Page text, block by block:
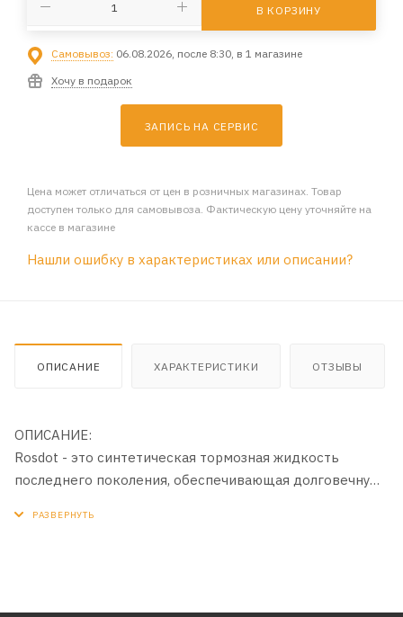
В КОРЗИНУ
Самовывоз: 06.08.2026, после 8:30, в 1 магазине
Хочу в подарок
ЗАПИСЬ НА СЕРВИС
Цена может отличаться от цен в розничных магазинах. Товар
доступен только для самовывоза. Фактическую цену уточняйте на
кассе в магазине
Нашли ошибку в характеристиках или описании?
ОПИСАНИЕ ХАРАКТЕРИСТИКИ ОТЗЫВЫ
ОПИСАНИЕ:
Rosdot - это синтетическая тормозная жидкость
последнего поколения, обеспечивающая долговечную